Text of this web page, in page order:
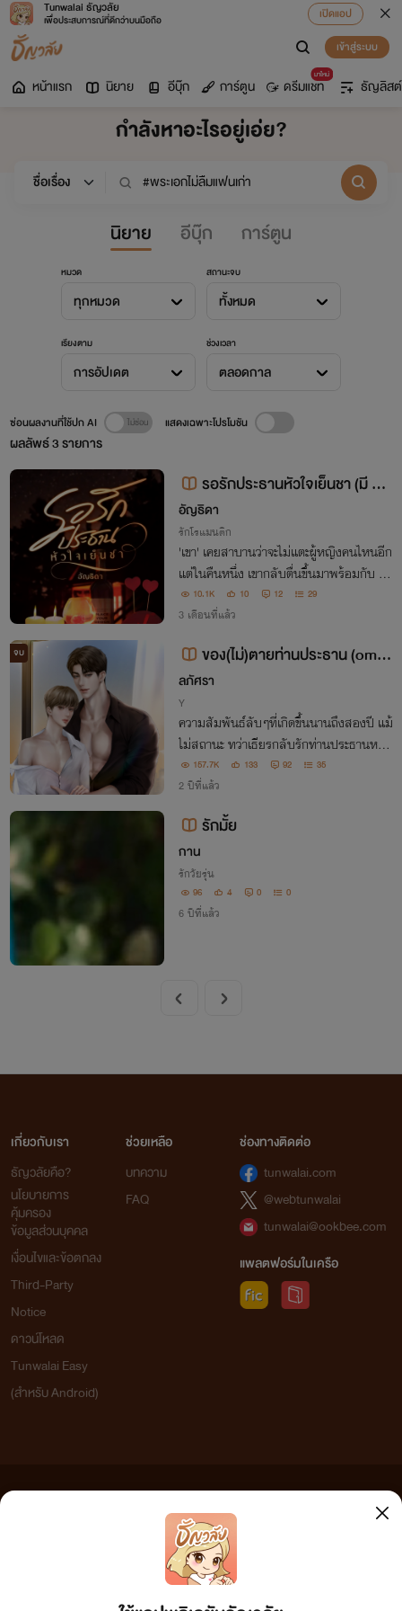
Tunwalai ธัญวลัย
เพื่อประสบการณ์ที่ดีกว่าบนมือถือ
เปิดแอป
เข้าสู่ระบบ
หน้าแรก นิยาย อีบุ๊ก การ์ตูน
มาใหม่
ดรีมแชท ธัญลิสต์
กำลังหาอะไรอยู่เอ่ย?
นิยาย อีบุ๊ก การ์ตูน
หมวด
ทุกหมวด
สถานะจบ
ทั้งหมด
เรียงตาม
การอัปเดต
ช่วงเวลา
ตลอดกาล
ผลลัพธ์3รายการ
ซ่อนผลงานที่ใช้ปก AI แสดงเฉพาะโปรโมชัน
รอรักประธานหัวใจเย็นชา (มี E-
book)
อัญธิดา
รักโรแมนติก
'เขา' เคยสาบานว่าจะไม่แตะผู้หญิงคนไหนอีก
แต่ในคืนหนึ่ง เขากลับตื่นขึ้นมาพร้อมกับ ‘เธ
อ‘ เด็กใหม่ในที่ทำงาน ความสัมพันธ์ที่ไม่คว
รเกิดขึ้น กลับกลายเป็นพันธนาการที่ทั้งคู่ไม่
10.1K 10 12 29
3 เดือนที่แล้ว
จบ
ของ(ไม่)ตายท่านประธาน (ome
gaverse)
ลภัศรา
Y
ความสัมพันธ์ลับๆที่เกิดขึ้นนานถึงสองปี แม้
ไม่สถานะ ทว่าเธียรกลับรักท่านประธานหนุ่
มจนหมดใจ ถลำลึกจนแทบถอนตัวไม่ขึ้น ก่อ
นจะได้พบความจริงที่ว่า…เขาเป็นเพียงของต
ายที่ไม่มีค่าและคุณค่าอะไรเลย
157.7K 133 92 35
2 ปีที่แล้ว
รักมั้ย
กาน
รักวัยรุ่น
96 4 0 0
6 ปีที่แล้ว
เกี่ยวกับเรา
ธัญวลัยคือ?
นโยบายการ
คุ้มครอง
ข้อมูลส่วนบุคคล
เงื่อนไขและข้อตกลง
Third-Party
Notice
ดาวน์โหลด
Tunwalai Easy
(สำหรับ Android)
ช่วยเหลือ
บทความ
FAQ
ช่องทางติดต่อ
tunwalai.com
@webtunwalai
tunwalai@ookbee.com
แพลตฟอร์มในเครือ
เว็บไซต์แห่งนี้ไม่ได้เห็นด้วยและไม่ขอรับผิดชอบต่อข้อความใดๆ ทั้งสิ้น ดังนั้นผู้อ่านทุกท่านโปรดใช้
วิจารณญาณในการกลั่นกรองด้วยตนเอง และหากท่านพบข้อความใดๆ ที่ขัดต่อกฎหมายและศีลธรรม
กรุณาแจ้งมาที่ tunwalai@ookbee.com เพื่อทีมงานจะได้ดำเนินการในทันที ทั้งนี้ ทางเว็บไซต์ขอสงวน
ลิขสิทธิ์ตามพระราชบัญญัติลิขสิทธิ์ (ฉบับเพิ่มเติม) พ.ศ.2558